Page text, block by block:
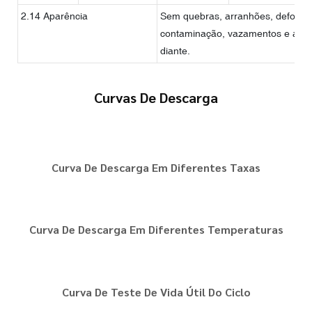
2.14 Aparência
Sem quebras, arranhões,
contaminação, vazamentos e
diante.
Curvas De Descarga
Curva De Descarga Em Diferentes Taxas
Curva De Descarga Em Diferentes Temperaturas
Curva De Teste De Vida Útil Do Ciclo